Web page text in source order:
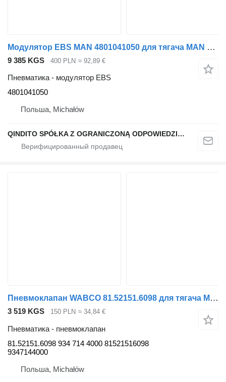
Модулятор EBS MAN 4801041050 для тягача MAN TGL TGM
9 385 KGS 400 PLN ≈ 92,89 €
Пневматика - модулятор EBS
4801041050
Польша, Michałów
QINDITO SPÓŁKA Z OGRANICZONĄ ODPOWIEDZIALNOŚCIĄ
Пневмоклапан WABCO 81.52151.6098 для тягача MAN TGS
3 519 KGS 150 PLN ≈ 34,84 €
Пневматика - пневмоклапан
81.52151.6098 934 714 4000 81521516098
9347144000
Польша, Michałów